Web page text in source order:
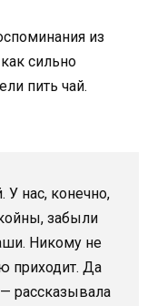
из
сильно
пить чай.
нас, конечно,
забыли
Никому не
приходит. Да
рассказывала